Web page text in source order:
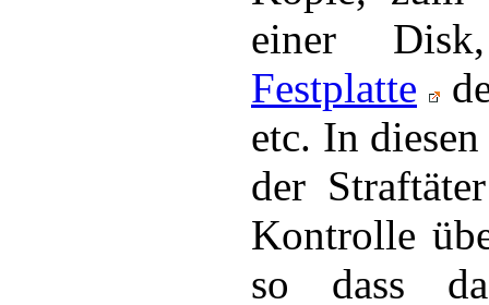
einer
Festplatte
etc. In
der
Kontrolle
so dass